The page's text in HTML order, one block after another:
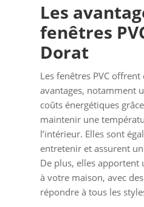
Les
fenêtres
Dorat
Les fenêtres PVC
avantages, notamment
coûts énergétiques
maintenir une
l’intérieur. Elles sont
entretenir et assurent
De plus, elles apportent
à votre maison, avec
répondre à tous les